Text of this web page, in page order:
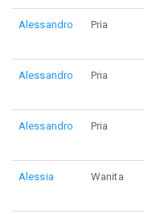
Alessandro Pria
Alessandro Pria
Alessandro Pria
Alessia Wanita